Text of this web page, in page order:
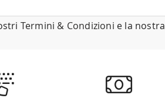
Termini & Condizioni e la nostra